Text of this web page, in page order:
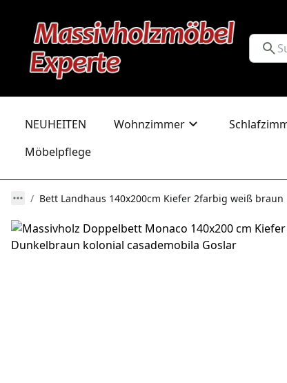
NEUHEITEN Wohnzimmer
Möbelpflege
Bett Landhaus 140x200cm Kiefer 2farbig weiß braun